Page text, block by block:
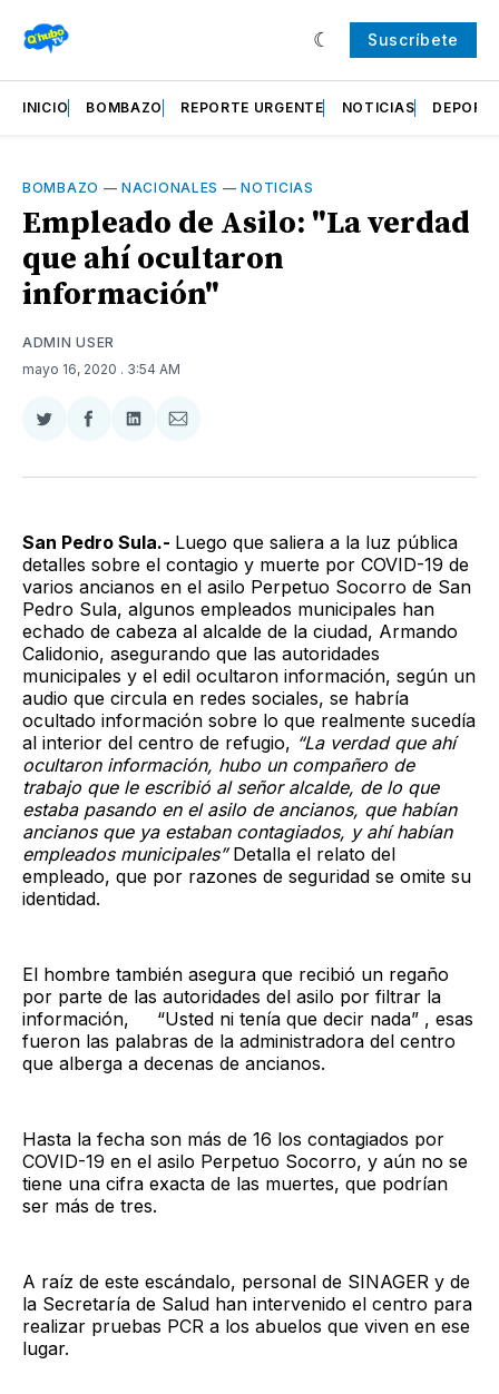
Suscríbete
INICIO BOMBAZO REPORTE URGENTE NOTICIAS
BOMBAZO —NACIONALES —NOTICIAS
Empleado de Asilo: "La verdad
que ahí ocultaron
información"
ADMIN USER
mayo 16, 2020 . 3:54 AM
Compartir
Twitter
Compartir
Facebook
Compartir
LinkedIn
Compartir
Email
San Pedro Sula.- Luego que saliera a la luz pública
detalles sobre el contagio y muerte por COVID-19 de
varios ancianos en el asilo Perpetuo Socorro de San
Pedro Sula, algunos empleados municipales han
echado de cabeza al alcalde de la ciudad, Armando
Calidonio, asegurando que las autoridades
municipales y el edil ocultaron información, según un
audio que circula en redes sociales, se habría
ocultado información sobre lo que realmente sucedía
al interior del centro de refugio, “La verdad que ahí
ocultaron información, hubo un compañero de
trabajo que le escribió al señor alcalde, de lo que
estaba pasando en el asilo de ancianos, que habían
ancianos que ya estaban contagiados, y ahí habían
empleados municipales”Detalla el relato del
empleado, que por razones de seguridad se omite su
identidad.
El hombre también asegura que recibió un regaño
por parte de las autoridades del asilo por filtrar la
información, “Usted ni tenía que decir nada” , esas
fueron las palabras de la administradora del centro
que alberga a decenas de ancianos.
Hasta la fecha son más de 16 los contagiados por
COVID-19 en el asilo Perpetuo Socorro, y aún no se
tiene una cifra exacta de las muertes, que podrían
ser más de tres.
A raíz de este escándalo, personal de SINAGER y de
la Secretaría de Salud han intervenido el centro para
realizar pruebas PCR a los abuelos que viven en ese
lugar.